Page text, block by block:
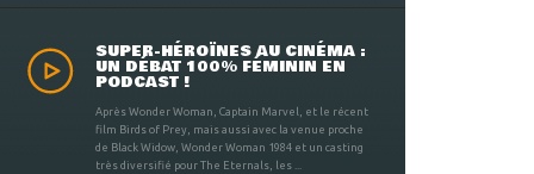
SUPER-HÉROÏNES AU CINÉMA :
UN DÉBAT 100% FÉMININ EN
PODCAST !
Après Wonder Woman, Captain Marvel, et le récent
film Birds of Prey, mais aussi avec la venue proche
de Black Widow, Wonder Woman 1984 et un casting
très diversifié pour The Eternals, les ...